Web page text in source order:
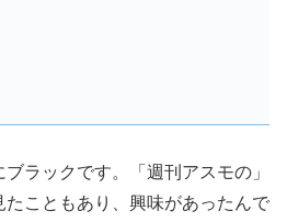
ラックです。「週刊アスモの」
こともあり、興味があったんで